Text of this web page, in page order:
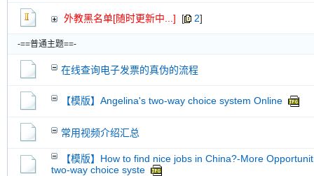
外教黑名单[随时更新中...] [ 2]
-==普通主题==-
在线查询电子发票的真伪的流程
【模版】Angelina's two-way choice system Online
常用视频介绍汇总
【模版】How to find nice jobs in China?-More
two-way choice syste